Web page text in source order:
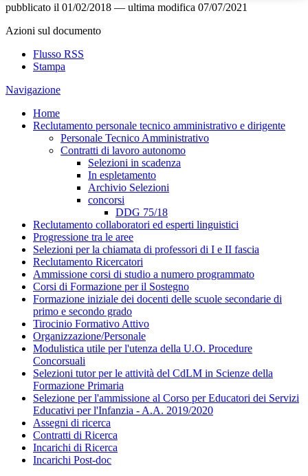
pubblicato il 01/02/2018 — ultima modifica 07/07/2021
Azioni sul documento
Flusso RSS
Stampa
Navigazione
Home
Reclutamento personale tecnico amministrativo e dirigente
Personale Tecnico Amministrativo
Contratti di lavoro autonomo
Selezioni in scadenza
In espletamento
Archivio Selezioni
concorsi
DDG 75/18
Reclutamento collaboratori ed esperti linguistici
Progressione tra le aree
Selezioni per la chiamata di professori di I e II fascia
Reclutamento Ricercatori
Ammissione corsi di studio a numero programmato
Corsi di Formazione per il Sostegno
Formazione iniziale dei docenti delle scuole secondarie di
primo e secondo grado
Tirocinio Formativo Attivo
Organizzazione/Personale
Modulistica utile per l'utenza della U.O. Procedure
Concorsuali
Selezioni tutor per le attività del CdLM in Scienze della
Formazione Primaria
Selezione per l'ammissione al Corso per Educatori dei Servizi
Educativi per l'Infanzia - A.A. 2019/2020
Assegni di ricerca
Contratti di Ricerca
Incarichi di Ricerca
Incarichi Post-doc